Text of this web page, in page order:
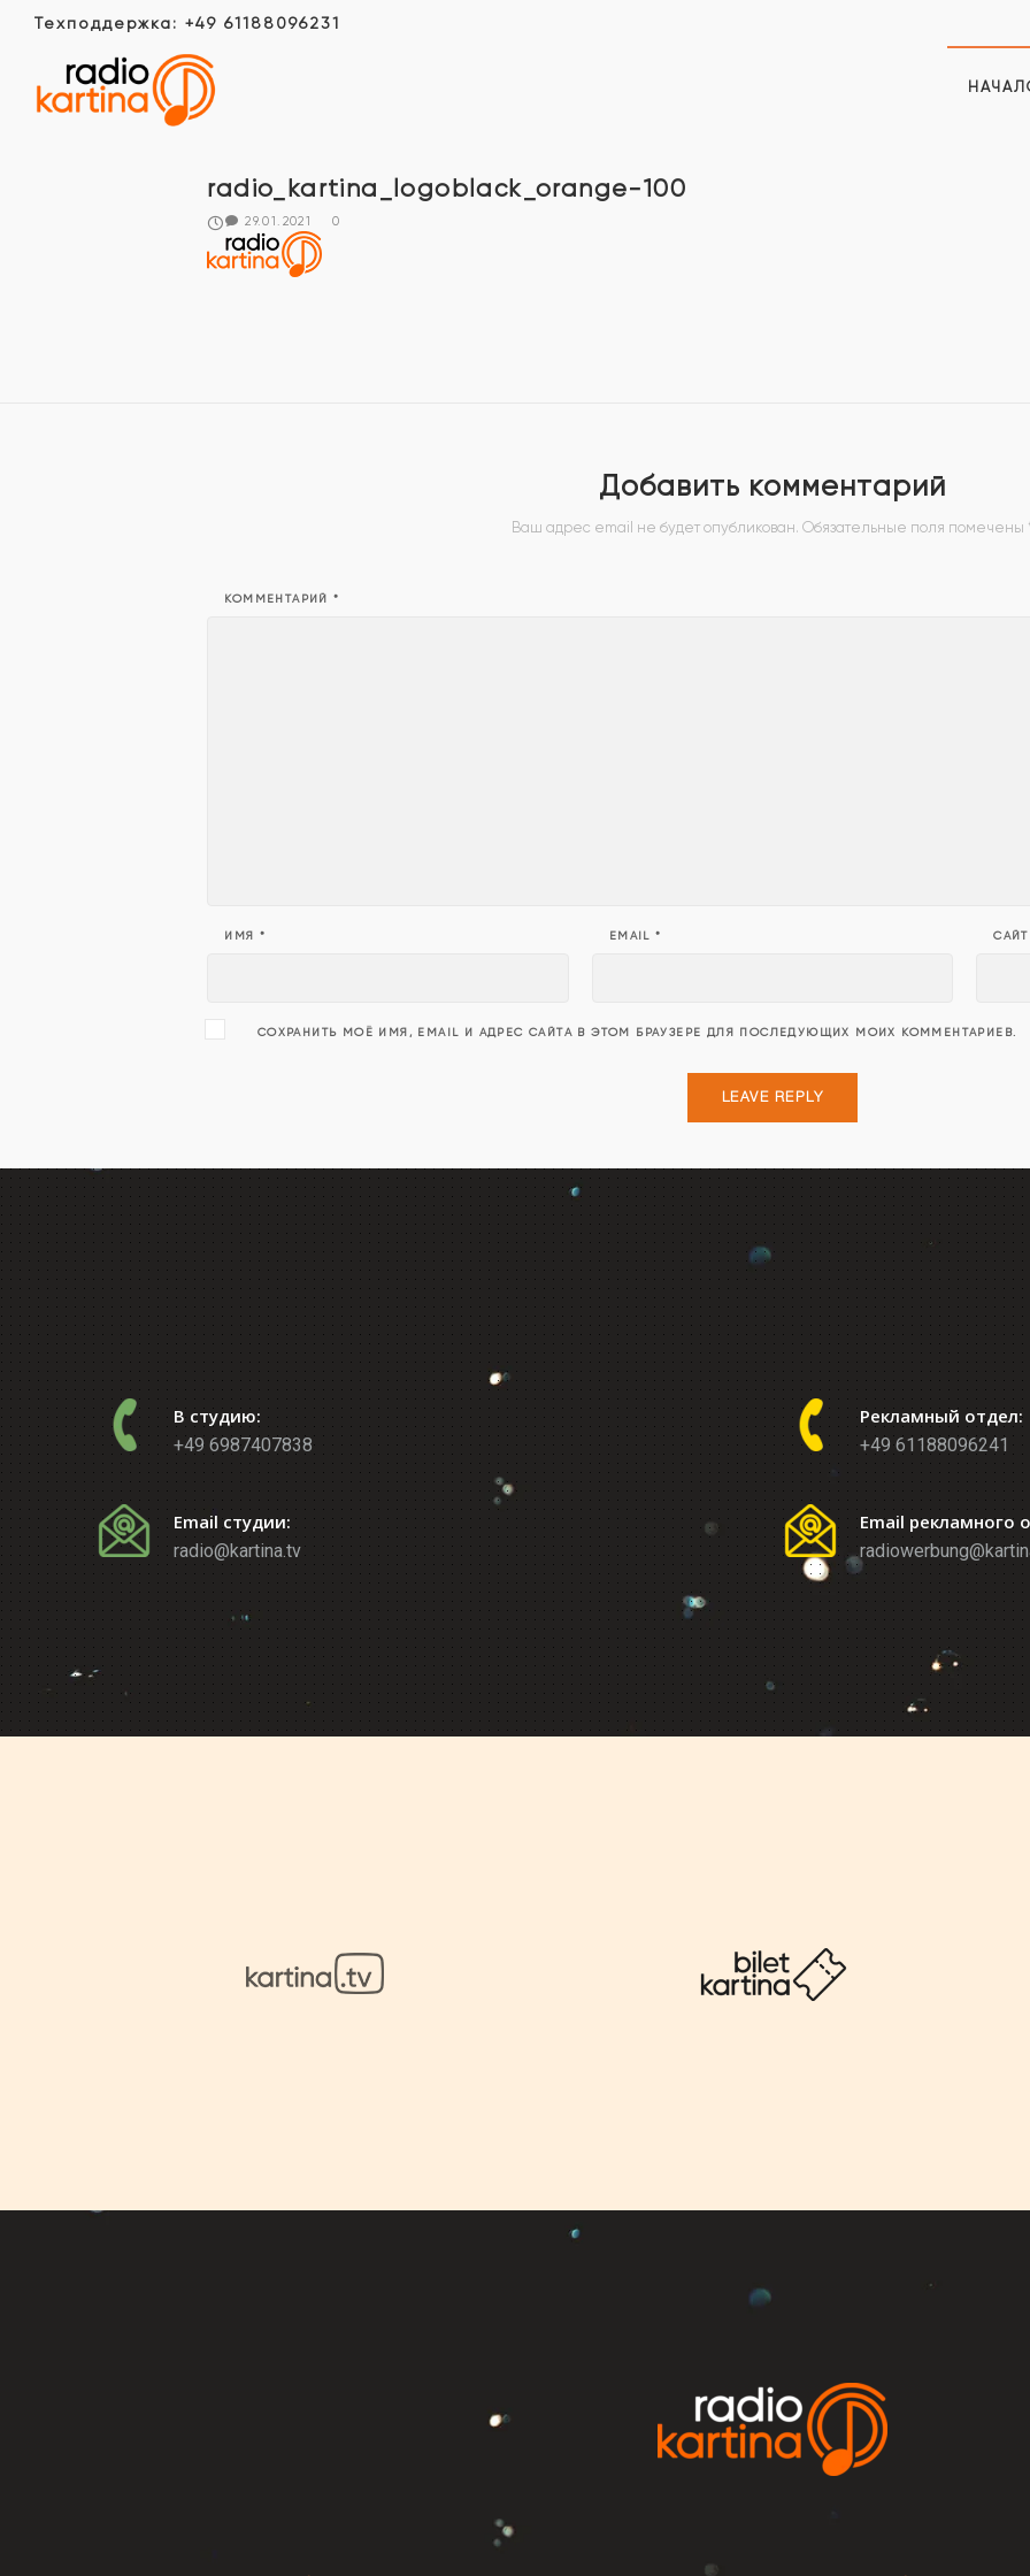
Техподдержка: +49 61188096231
radio_kartina_logoblack_orange-100
29.01.2021 0
Добавить комментарий
Ваш адрес email не будет опубликован. Обязательные поля помечены
КОММЕНТАРИЙ*
ИМЯ * EMAIL* САЙТ
СОХРАНИТЬ МОЁ ИМЯ, EMAIL И АДРЕС САЙТА В ЭТОМ БРАУЗЕРЕ ДЛЯ ПОСЛЕДУЮЩИХ МОИХ КОММЕНТАРИЕВ.
В студию:
+49 6987407838
Email студии:
radio@kartina.tv
Рекламный отдел:
+49 61188096241
Email рекламного